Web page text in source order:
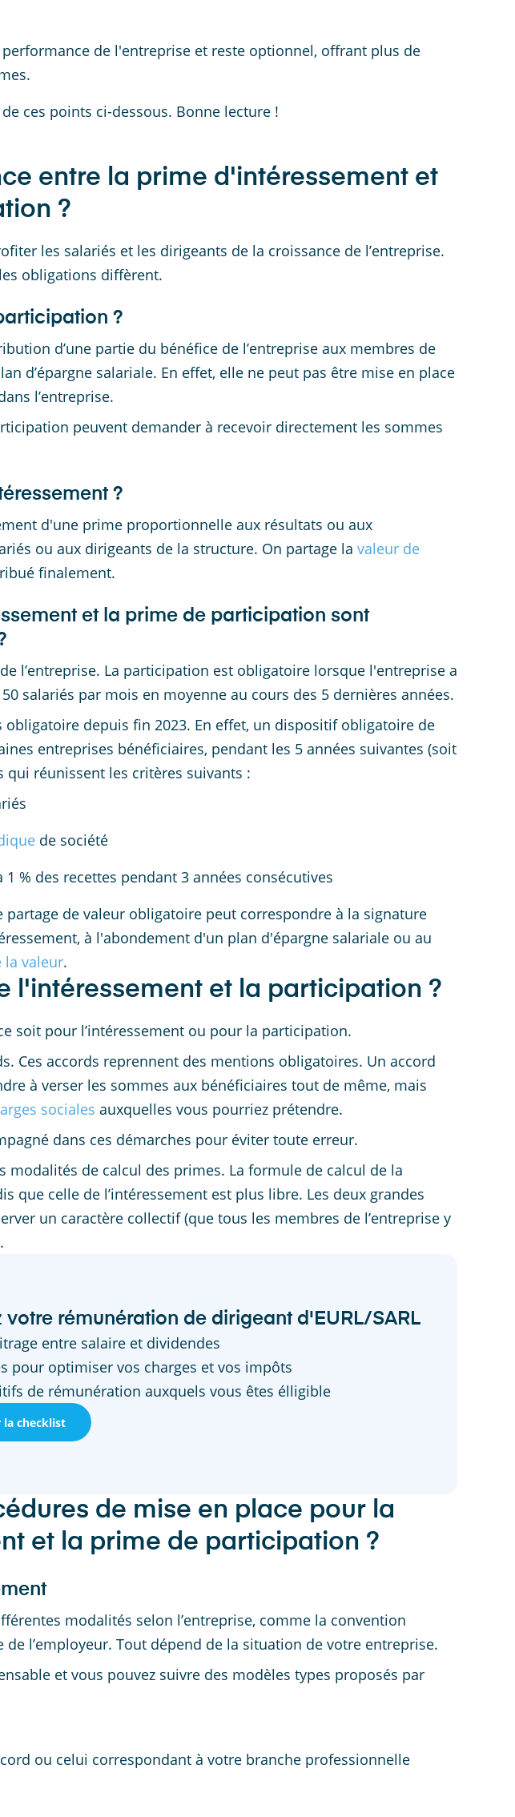
de l'entreprise et reste optionnel, offrant plus de
ces points ci-dessous. Bonne lecture !
entre la prime d'intéressement et
?
les salariés et les dirigeants de la croissance de l’entreprise.
obligations diffèrent.
?
d’une partie du bénéfice de l’entreprise aux membres de
d’épargne salariale. En effet, elle ne peut pas être mise en place
l’entreprise.
peuvent demander à recevoir directement les sommes
?
d'une prime proportionnelle aux résultats ou aux
ou aux dirigeants de la structure. On partage la valeur de
finalement.
et la prime de participation sont
l’entreprise. La participation est obligatoire lorsque l'entreprise a
salariés par mois en moyenne au cours des 5 dernières années.
obligatoire depuis fin 2023. En effet, un dispositif obligatoire de
entreprises bénéficiaires, pendant les 5 années suivantes (soit
qui réunissent les critères suivants :
de société
% des recettes pendant 3 années consécutives
partage de valeur obligatoire peut correspondre à la signature
à l'abondement d'un plan d'épargne salariale ou au
la valeur.
l'intéressement et la participation ?
soit pour l’intéressement ou pour la participation.
Ces accords reprennent des mentions obligatoires. Un accord
à verser les sommes aux bénéficiaires tout de même, mais
sociales auxquelles vous pourriez prétendre.
dans ces démarches pour éviter toute erreur.
modalités de calcul des primes. La formule de calcul de la
que celle de l’intéressement est plus libre. Les deux grandes
un caractère collectif (que tous les membres de l’entreprise y
votre rémunération de dirigeant d'EURL/SARL
entre salaire et dividendes
pour optimiser vos charges et vos impôts
de rémunération auxquels vous êtes élligible
la checklist
de mise en place pour la
et la prime de participation ?
modalités selon l’entreprise, comme la convention
l’employeur. Tout dépend de la situation de votre entreprise.
et vous pouvez suivre des modèles types proposés par
ou celui correspondant à votre branche professionnelle